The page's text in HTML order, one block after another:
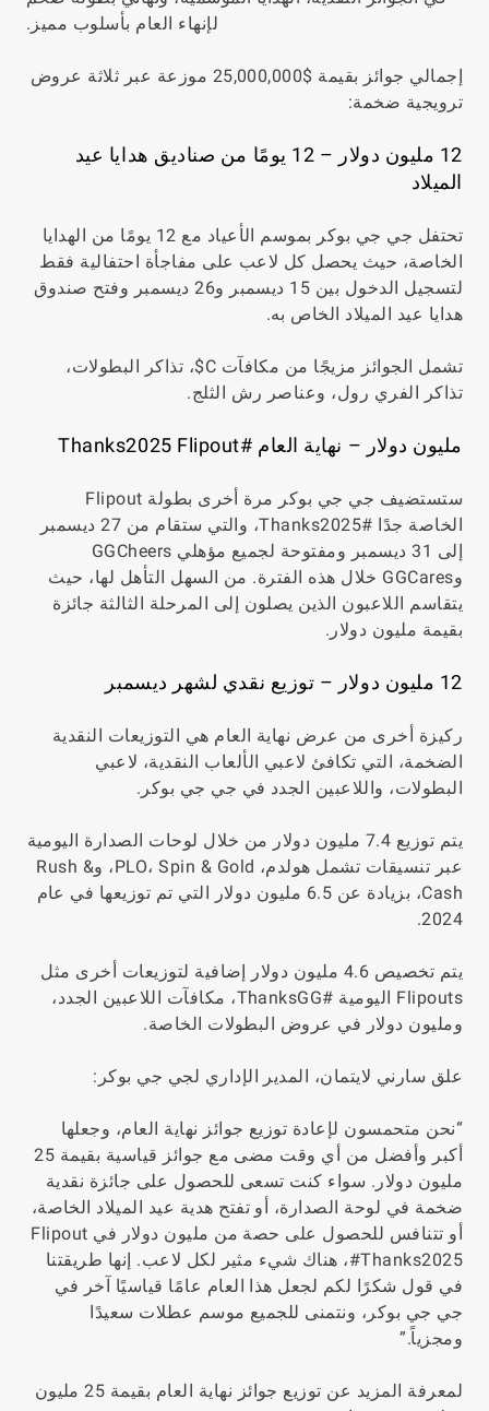
لإنهاء العام بأسلوب مميز.
إجمالي جوائز بقيمة $25,000,000 موزعة عبر ثلاثة عروض
ترويجية ضخمة:
12 مليون دولار – 12 يومًا من صناديق هدايا عيد
الميلاد
تحتفل جي جي بوكر بموسم الأعياد مع 12 يومًا من الهدايا
الخاصة، حيث يحصل كل لاعب على مفاجأة احتفالية فقط
لتسجيل الدخول بين 15 ديسمبر و26 ديسمبر وفتح صندوق
هدايا عيد الميلاد الخاص به.
تشمل الجوائز مزيجًا من مكافآت C$، تذاكر البطولات،
تذاكر الفري رول، وعناصر رش الثلج.
مليون دولار – نهاية العام #Thanks2025 Flipout
ستستضيف جي جي بوكر مرة أخرى بطولة Flipout
الخاصة جدًا #Thanks2025، والتي ستقام من 27 ديسمبر
إلى 31 ديسمبر ومفتوحة لجميع مؤهلي GGCheers
وGGCares خلال هذه الفترة. من السهل التأهل لها، حيث
يتقاسم اللاعبون الذين يصلون إلى المرحلة الثالثة جائزة
بقيمة مليون دولار.
12 مليون دولار – توزيع نقدي لشهر ديسمبر
ركيزة أخرى من عرض نهاية العام هي التوزيعات النقدية
الضخمة، التي تكافئ لاعبي الألعاب النقدية، لاعبي
البطولات، واللاعبين الجدد في جي جي بوكر.
يتم توزيع 7.4 مليون دولار من خلال لوحات الصدارة اليومية
عبر تنسيقات تشمل هولدم، PLO، Spin & Gold، وRush &
Cash، بزيادة عن 6.5 مليون دولار التي تم توزيعها في عام
2024.
يتم تخصيص 4.6 مليون دولار إضافية لتوزيعات أخرى مثل
Flipouts اليومية #ThanksGG، مكافآت اللاعبين الجدد،
ومليون دولار في عروض البطولات الخاصة.
علق سارني لايتمان، المدير الإداري لجي جي بوكر:
“نحن متحمسون لإعادة توزيع جوائز نهاية العام، وجعلها
أكبر وأفضل من أي وقت مضى مع جوائز قياسية بقيمة 25
مليون دولار. سواء كنت تسعى للحصول على جائزة نقدية
ضخمة في لوحة الصدارة، أو تفتح هدية عيد الميلاد الخاصة،
أو تتنافس للحصول على حصة من مليون دولار في Flipout
#Thanks2025، هناك شيء مثير لكل لاعب. إنها طريقتنا
في قول شكرًا لكم لجعل هذا العام عامًا قياسيًا آخر في
جي جي بوكر، ونتمنى للجميع موسم عطلات سعيدًا
ومجزياً.”
لمعرفة المزيد عن توزيع جوائز نهاية العام بقيمة 25 مليون